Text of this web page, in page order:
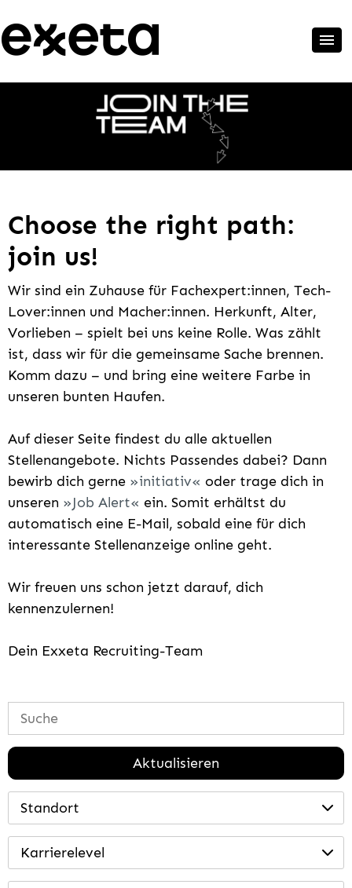
Choose the right path:
join us!
Wir sind ein Zuhause für Fachexpert:innen, Tech-
Lover:innen und Macher:innen. Herkunft, Alter,
Vorlieben – spielt bei uns keine Rolle. Was zählt
ist, dass wir für die gemeinsame Sache brennen.
Komm dazu – und bring eine weitere Farbe in
unseren bunten Haufen.
Auf dieser Seite findest du alle aktuellen
Stellenangebote. Nichts Passendes dabei? Dann
bewirb dich gerne
initiativ
oder trage dich in
unseren
Job Alert
ein. Somit erhältst du
automatisch eine E-Mail, sobald eine für dich
interessante Stellenanzeige online geht.
Wir freuen uns schon jetzt darauf, dich
kennenzulernen!
Dein Exxeta Recruiting-Team
Aktualisieren
Standort
Karrierelevel